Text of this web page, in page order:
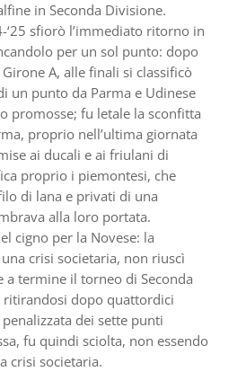
in Seconda Divisione.
‘25 sfiorò l’immediato ritorno in
per un sol punto: dopo
A, alle finali si classificò
un punto da Parma e Udinese
promosse; fu letale la sconfitta
proprio nell’ultima giornata
ai ducali e ai friulani di
proprio i piemontesi, che
di lana e privati di una
alla loro portata.
cigno per la Novese: la
crisi societaria, non riuscì
a termine il torneo di Seconda
ritirandosi dopo quattordici
dei sette punti
fu quindi sciolta, non essendo
crisi societaria.